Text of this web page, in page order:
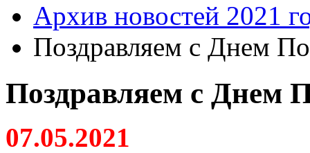
Архив новостей 2021
Поздравляем с Днем
Поздравляем с Днем
07.05.2021